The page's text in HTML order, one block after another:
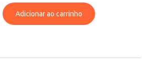
Adicionar ao carrinho